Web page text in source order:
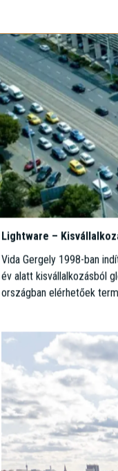
út végén
September 10, 2024•6